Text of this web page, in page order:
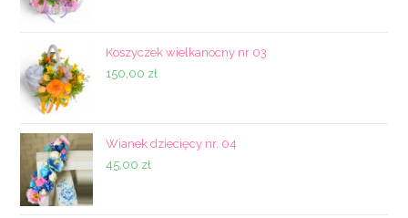
Koszyczek wielkanocny nr 03
150,00 zł
Wianek dziecięcy nr. 04
45,00 zł